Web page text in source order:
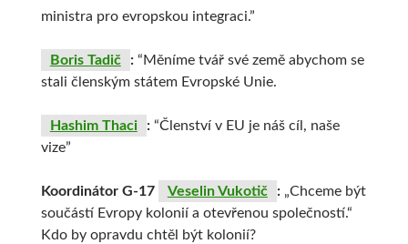
ministra pro evropskou integraci.”
Boris Tadič :“Měníme tvář své země abychom se
stali členským státem Evropské Unie.
Hashim Thaci :“Členství v EU je náš cíl, naše
vize”
Koordinátor G-17 Veselin Vukotič :„Chceme být
součástí Evropy kolonií a otevřenou společností.“
Kdo by opravdu chtěl být kolonií?